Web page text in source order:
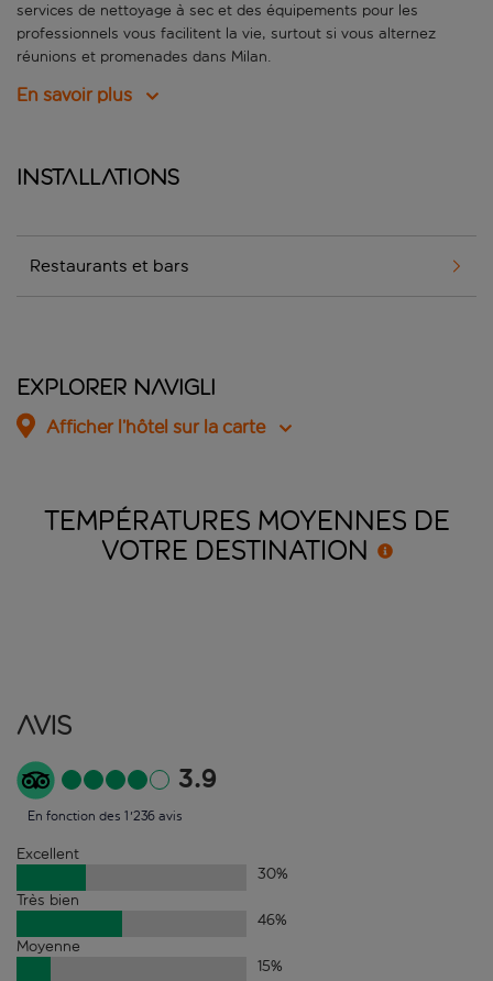
services de nettoyage à sec et des équipements pour les
professionnels vous facilitent la vie, surtout si vous alternez
réunions et promenades dans Milan.
En savoir plus
Installations
Restaurants et bars
Explorer Navigli
Afficher l’hôtel sur la carte
TEMPÉRATURES MOYENNES DE
VOTRE DESTINATION
Avis
3.9
En fonction des 1'236 avis
Excellent
30%
Très bien
46%
Moyenne
15%